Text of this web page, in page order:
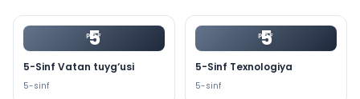
5
PDF
5-Sinf Vatan tuyg‘usi
5-sinf
5
PDF
5-Sinf Texnologiya
5-sinf